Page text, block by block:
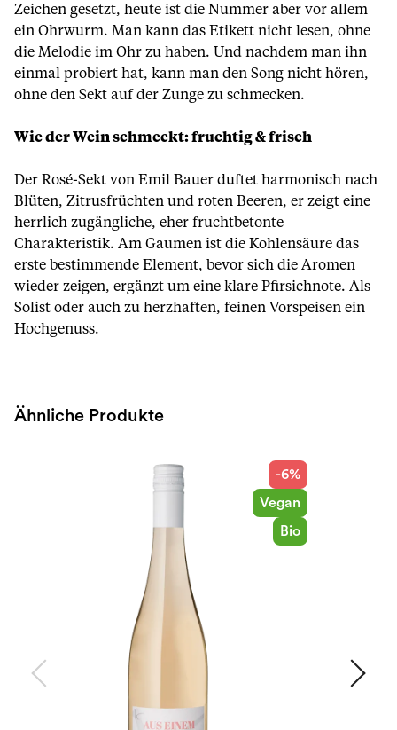
Zeichen gesetzt, heute ist die Nummer aber vor allem
ein Ohrwurm. Man kann das Etikett nicht lesen, ohne
die Melodie im Ohr zu haben. Und nachdem man ihn
einmal probiert hat, kann man den Song nicht hören,
ohne den Sekt auf der Zunge zu schmecken.
Wie der Wein schmeckt: fruchtig & frisch
Der Rosé-Sekt von Emil Bauer duftet harmonisch nach
Blüten, Zitrusfrüchten und roten Beeren, er zeigt eine
herrlich zugängliche, eher fruchtbetonte
Charakteristik. Am Gaumen ist die Kohlensäure das
erste bestimmende Element, bevor sich die Aromen
wieder zeigen, ergänzt um eine klare Pfirsichnote. Als
Solist oder auch zu herzhaften, feinen Vorspeisen ein
Hochgenuss.
Ähnliche Produkte
-6%
Vegan
Bio